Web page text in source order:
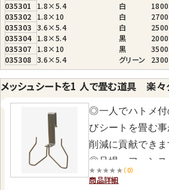
035301
1.8×5.4 白 1800
035302
1.8×10 白 2700
035303 3.6×5.4 白 2500
035304 1.8×5.4 黒 2000
035307
1.8×10 黒 3500
035308 3.6×5.4 グリーン 2300
メッシュシートを1 人で畳む道具 楽々
◎一人でハトメ付
びシートを畳む
削減に貢献できま
◎足場、フェンス
踏み台などを利用
★★★★★ （0）
商品詳細